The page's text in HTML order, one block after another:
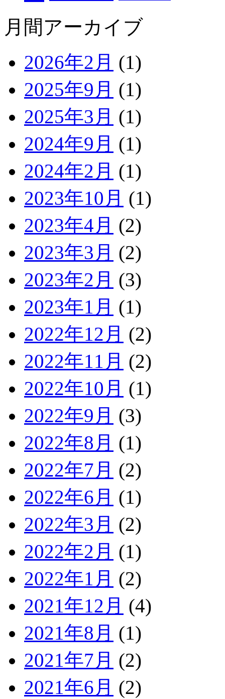
月間アーカイブ
2026年2月 (1)
2025年9月 (1)
2025年3月 (1)
2024年9月 (1)
2024年2月 (1)
2023年10月 (1)
2023年4月 (2)
2023年3月 (2)
2023年2月 (3)
2023年1月 (1)
2022年12月 (2)
2022年11月 (2)
2022年10月 (1)
2022年9月 (3)
2022年8月 (1)
2022年7月 (2)
2022年6月 (1)
2022年3月 (2)
2022年2月 (1)
2022年1月 (2)
2021年12月 (4)
2021年8月 (1)
2021年7月 (2)
2021年6月 (2)